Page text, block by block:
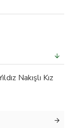
Nakışlı Kız